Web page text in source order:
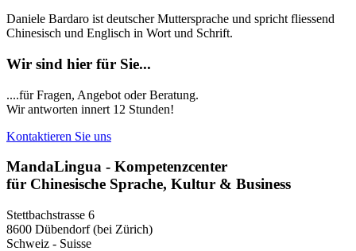
Daniele Bardaro ist deutscher Muttersprache und spricht fliessend
Chinesisch und Englisch in Wort und Schrift.
Wir sind hier für Sie...
....für Fragen, Angebot oder Beratung.
Wir antworten innert 12 Stunden!
Kontaktieren Sie uns
MandaLingua - Kompetenzcenter
für Chinesische Sprache, Kultur & Business
Stettbachstrasse 6
8600 Dübendorf (bei Zürich)
Schweiz - Suisse